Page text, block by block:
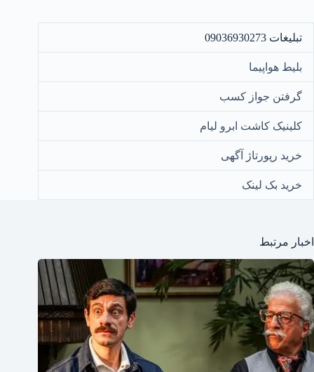
تبلیغات 09036930273
بلیط هواپیما
گرفتن جواز کسب
کلینیک کاشت ابرو لیام
خرید رپورتاژ آگهی
خرید بک لینک
اخبار مرتبط